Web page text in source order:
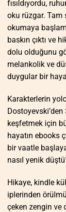
fısıldıyordu,
oku rüzgar. Tam
okumaya
baskın çıktı ve
dolu olduğunu
melankolik ve
duygular bir
Karakterlerin
Dostoyevski’den
keşfetmek için
hayatın ebooks
bir vaatle
nasıl yenik
Hikaye, kindle
iplerinden
çeken zengin ve